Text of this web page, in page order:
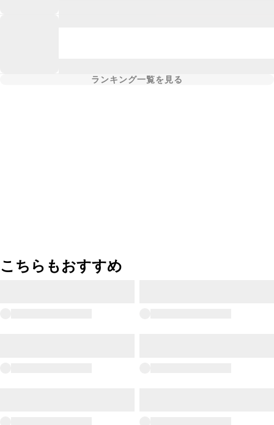
ランキング一覧を見る
こちらもおすすめ